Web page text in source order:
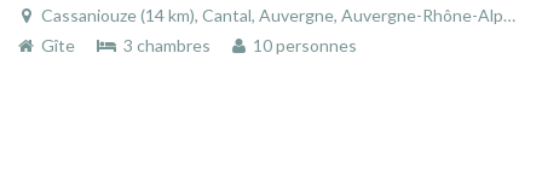
Cassaniouze (14 km), Cantal, Auvergne, Auvergne-Rhône-Alpes, France
Gîte
3 chambres 10 personnes